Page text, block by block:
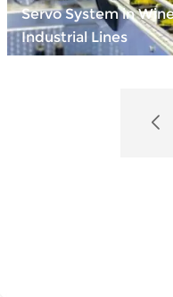
Servo System in
Industrial Lines